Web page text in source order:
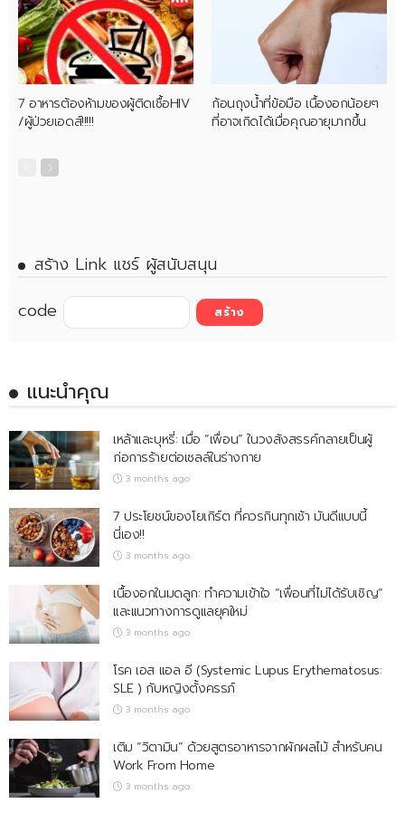
7 อาหารต้องห้ามของผู้ติดเชื้อHIV
/ผู้ป่วยเอดส์!!!!!
ก้อนถุงน้ำที่ข้อมือ เนื้องอกน้อยๆ
ที่อาจเกิดได้เมื่อคุณอายุมากขึ้น
สร้าง Link แชร์ ผู้สนับสนุน
code
แนะนำคุณ
เหล้าและบุหรี่: เมื่อ “เพื่อน” ในวงสังสรรค์กลายเป็นผู้
ก่อการร้ายต่อเซลล์ในร่างกาย
3 months ago
7 ประโยชน์ของโยเกิร์ต ที่ควรกินทุกเช้า มันดีแบบนี้
นี่เอง!!
3 months ago
เนื้องอกในมดลูก: ทำความเข้าใจ “เพื่อนที่ไม่ได้รับเชิญ”
และแนวทางการดูแลยุคใหม่
3 months ago
โรค เอส แอล อี (Systemic Lupus Erythematosus:
SLE ) กับหญิงตั้งครรภ์
3 months ago
เติม “วิตามิน” ด้วยสูตรอาหารจากผักผลไม้ สำหรับคน
Work From Home
3 months ago